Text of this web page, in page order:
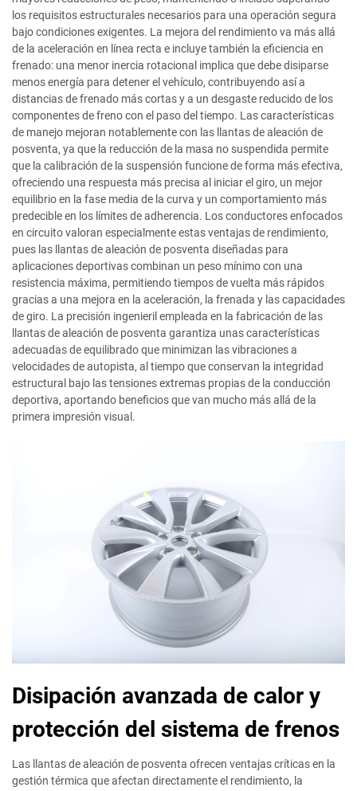
los requisitos estructurales necesarios para una operación segura
bajo condiciones exigentes. La mejora del rendimiento va más allá
de la aceleración en línea recta e incluye también la eficiencia en
frenado: una menor inercia rotacional implica que debe disiparse
menos energía para detener el vehículo, contribuyendo así a
distancias de frenado más cortas y a un desgaste reducido de los
componentes de freno con el paso del tiempo. Las características
de manejo mejoran notablemente con las llantas de aleación de
posventa, ya que la reducción de la masa no suspendida permite
que la calibración de la suspensión funcione de forma más efectiva,
ofreciendo una respuesta más precisa al iniciar el giro, un mejor
equilibrio en la fase media de la curva y un comportamiento más
predecible en los límites de adherencia. Los conductores enfocados
en circuito valoran especialmente estas ventajas de rendimiento,
pues las llantas de aleación de posventa diseñadas para
aplicaciones deportivas combinan un peso mínimo con una
resistencia máxima, permitiendo tiempos de vuelta más rápidos
gracias a una mejora en la aceleración, la frenada y las capacidades
de giro. La precisión ingenieril empleada en la fabricación de las
llantas de aleación de posventa garantiza unas características
adecuadas de equilibrado que minimizan las vibraciones a
velocidades de autopista, al tiempo que conservan la integridad
estructural bajo las tensiones extremas propias de la conducción
deportiva, aportando beneficios que van mucho más allá de la
primera impresión visual.
Disipación avanzada de calor y
protección del sistema de frenos
Las llantas de aleación de posventa ofrecen ventajas críticas en la
gestión térmica que afectan directamente el rendimiento, la